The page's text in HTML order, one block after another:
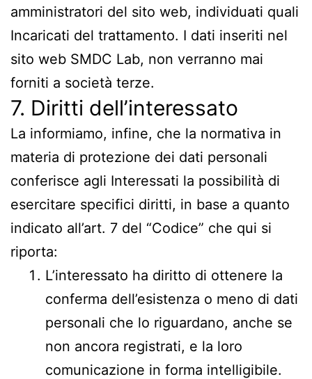
amministratori del sito web, individuati quali
Incaricati del trattamento. I dati inseriti nel
sito web SMDC Lab, non verranno mai
forniti a società terze.
7. Diritti dell’interessato
La informiamo, infine, che la normativa in
materia di protezione dei dati personali
conferisce agli Interessati la possibilità di
esercitare specifici diritti, in base a quanto
indicato all’art. 7 del “Codice” che qui si
riporta:
L’interessato ha diritto di ottenere la
conferma dell’esistenza o meno di dati
personali che lo riguardano, anche se
non ancora registrati, e la loro
comunicazione in forma intelligibile.